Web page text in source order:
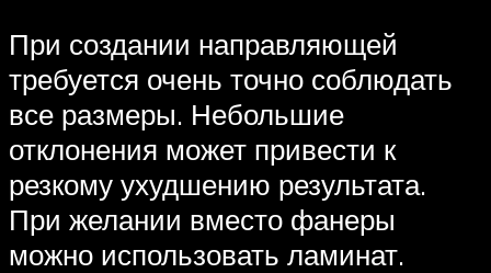
При создании направляющей
требуется очень точно соблюдать
все размеры. Небольшие
отклонения может привести к
резкому ухудшению результата.
При желании вместо фанеры
можно использовать ламинат.